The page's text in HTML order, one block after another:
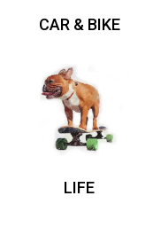
CAR & BIKE
LIFE